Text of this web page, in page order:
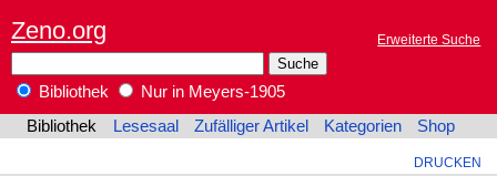
Zeno.org Erweiterte Suche
Bibliothek
Nur in Meyers-1905
Bibliothek
Lesesaal Zufälliger Artikel Kategorien Shop
DRUCKEN